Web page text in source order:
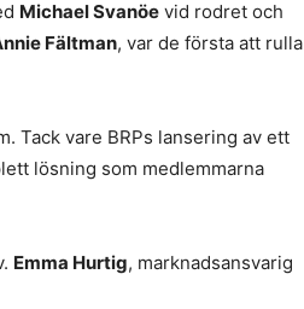
Michael Svanöe vid rodret och
Fältman, var de första att rulla
Tack vare BRPs lansering av ett
lösning som medlemmarna
Emma Hurtig, marknadsansvarig